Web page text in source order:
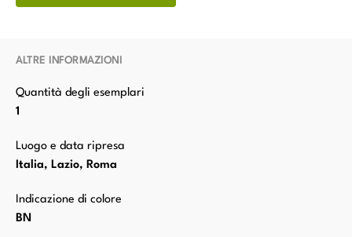
ALTRE INFORMAZIONI
Quantità degli esemplari
1
Luogo e data ripresa
Italia, Lazio, Roma
Indicazione di colore
BN